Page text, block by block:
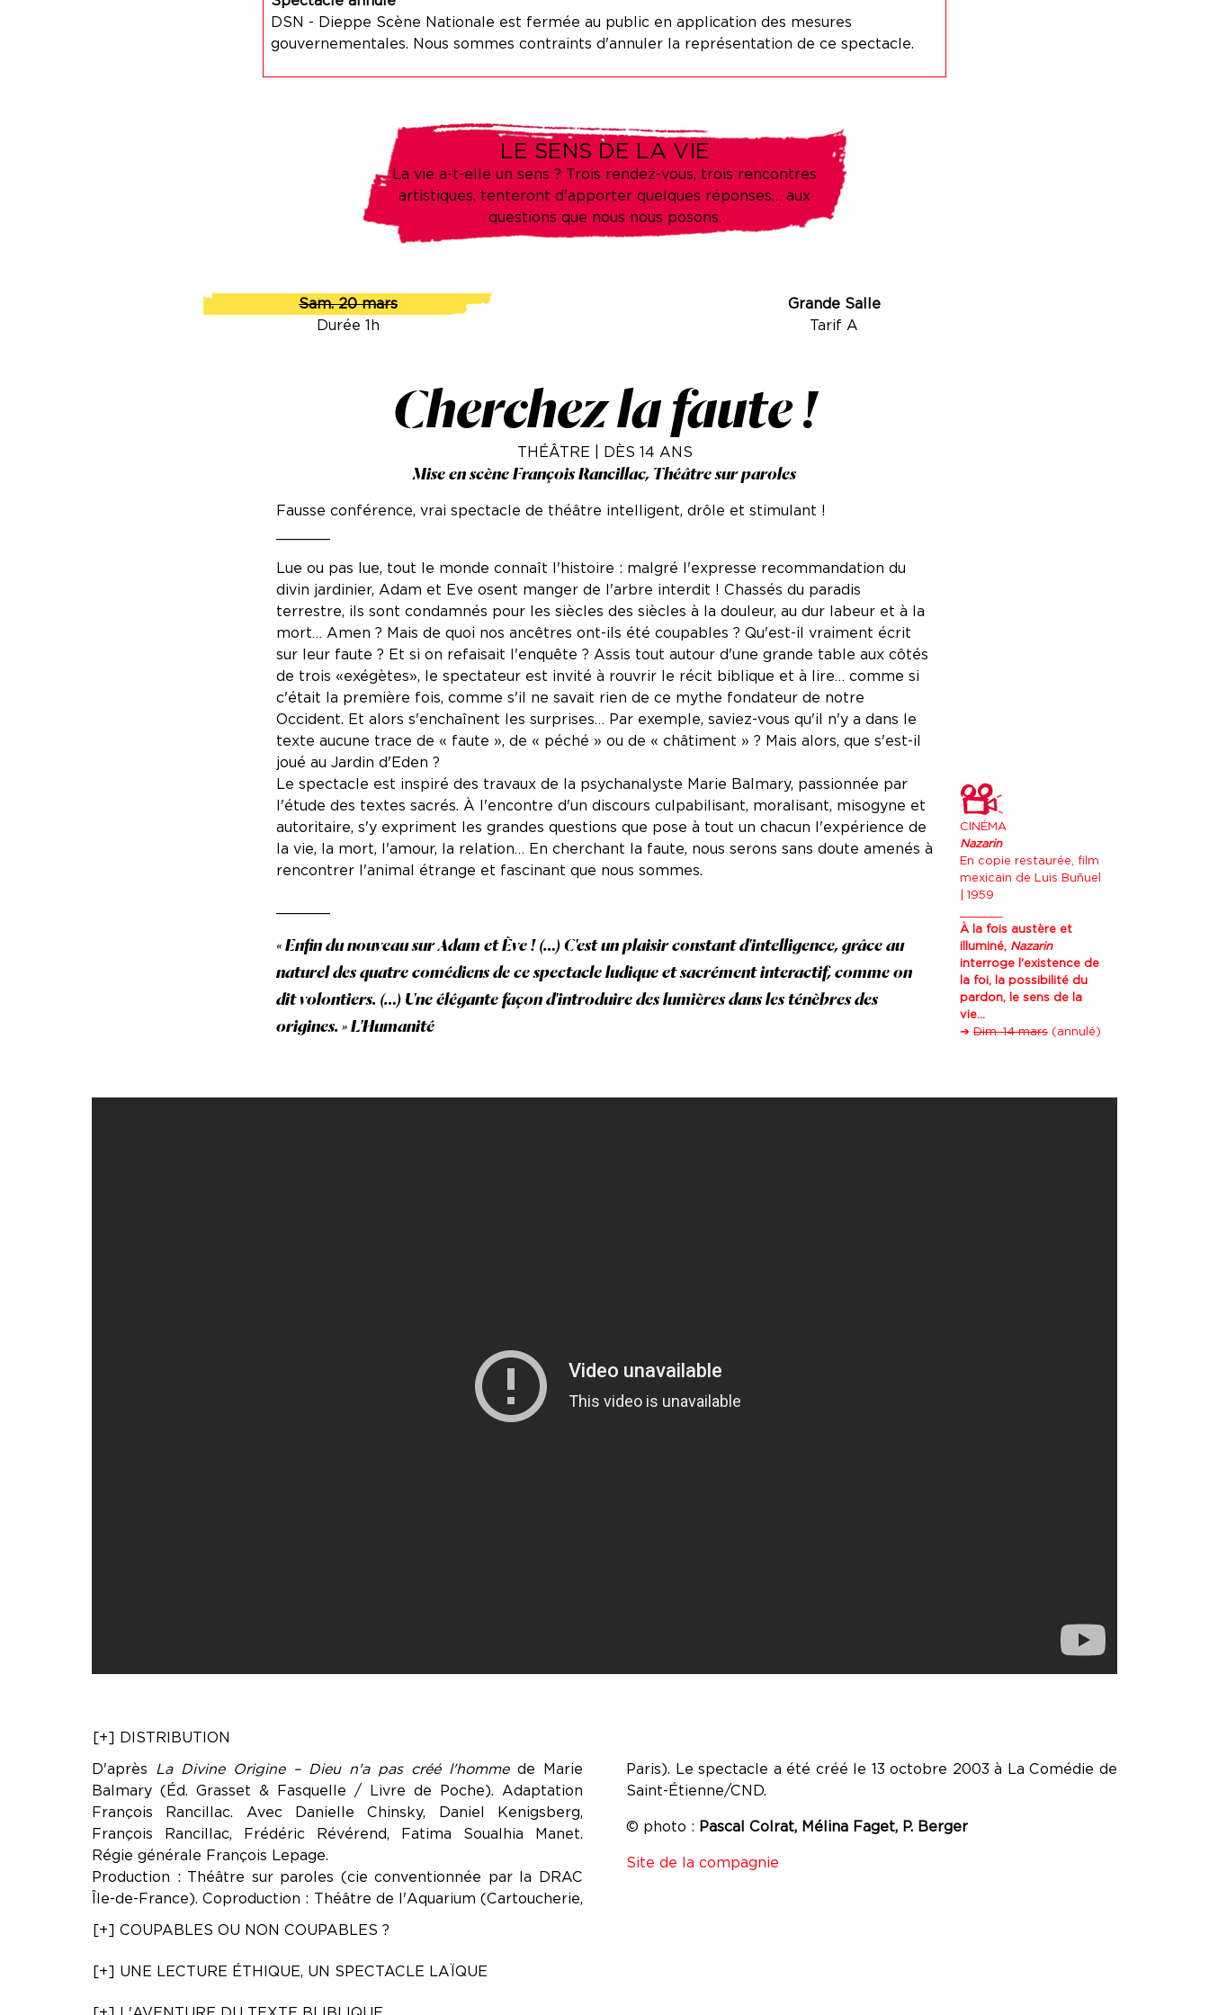
DSN - Dieppe Scène Nationale est fermée au public en application des mesures
gouvernementales. Nous sommes contraints d'annuler la représentation de ce spectacle.
LE SENS DE LA VIE
La vie a-t-elle un sens ? Trois rendez-vous, trois rencontres
artistiques, tenteront d'apporter quelques réponses… aux
questions que nous nous posons.
Sam. 20 mars
Durée 1h
Grande Salle
Tarif A
Cherchez la faute !
THÉÂTRE | DÈS 14 ANS
Mise en scène François Rancillac, Théâtre sur paroles
Fausse conférence, vrai spectacle de théâtre intelligent, drôle et stimulant !
Lue ou pas lue, tout le monde connaît l'histoire : malgré l'expresse recommandation du
divin jardinier, Adam et Eve osent manger de l'arbre interdit ! Chassés du paradis
terrestre, ils sont condamnés pour les siècles des siècles à la douleur, au dur labeur et à la
mort… Amen ? Mais de quoi nos ancêtres ont-ils été coupables ? Qu'est-il vraiment écrit
sur leur faute ? Et si on refaisait l'enquête ? Assis tout autour d'une grande table aux côtés
de trois «exégètes», le spectateur est invité à rouvrir le récit biblique et à lire… comme si
c'était la première fois, comme s'il ne savait rien de ce mythe fondateur de notre
Occident. Et alors s'enchaînent les surprises… Par exemple, saviez-vous qu'il n'y a dans le
texte aucune trace de « faute », de « péché » ou de « châtiment » ? Mais alors, que s'est-il
joué au Jardin d'Eden ?
Le spectacle est inspiré des travaux de la psychanalyste Marie Balmary, passionnée par
l'étude des textes sacrés. À l'encontre d'un discours culpabilisant, moralisant, misogyne et
autoritaire, s'y expriment les grandes questions que pose à tout un chacun l'expérience de
la vie, la mort, l'amour, la relation… En cherchant la faute, nous serons sans doute amenés à
rencontrer l'animal étrange et fascinant que nous sommes.
« Enfin du nouveau sur Adam et Ève ! (…) C'est un plaisir constant d'intelligence, grâce au
naturel des quatre comédiens de ce spectacle ludique et sacrément interactif, comme on
dit volontiers. (…) Une élégante façon d'introduire des lumières dans les ténèbres des
origines. » L'Humanité
CINÉMA
Nazarin
En copie restaurée, film
mexicain de Luis Buñuel
| 1959
À la fois austère et
illuminé, Nazarin
interroge l'existence de
la foi, la possibilité du
pardon, le sens de la
vie...
➔ Dim. 14 mars (annulé)
[+] DISTRIBUTION
D'après La Divine Origine – Dieu n'a pas créé l'hommede Marie
Balmary (Éd. Grasset & Fasquelle / Livre de Poche). Adaptation
François Rancillac. Avec Danielle Chinsky, Daniel Kenigsberg,
François Rancillac, Frédéric Révérend, Fatima Soualhia Manet.
Régie générale François Lepage.
Production : Théâtre sur paroles (cie conventionnée par la DRAC
Île-de-France). Coproduction : Théâtre de l'Aquarium (Cartoucherie,
Paris). Le spectacle a été créé le 13 octobre 2003 à La Comédie de
Saint-Étienne/CND.
© photo : Pascal Colrat, Mélina Faget, P. Berger
Site de la compagnie
[+] COUPABLES OU NON COUPABLES ?
[+] UNE LECTURE ÉTHIQUE, UN SPECTACLE LAÏQUE